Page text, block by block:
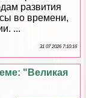
развития
во времени,
...
31 07 2026 7:10:16
"Великая